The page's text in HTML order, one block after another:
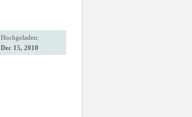
Hochgeladen:
Dec 15, 2010